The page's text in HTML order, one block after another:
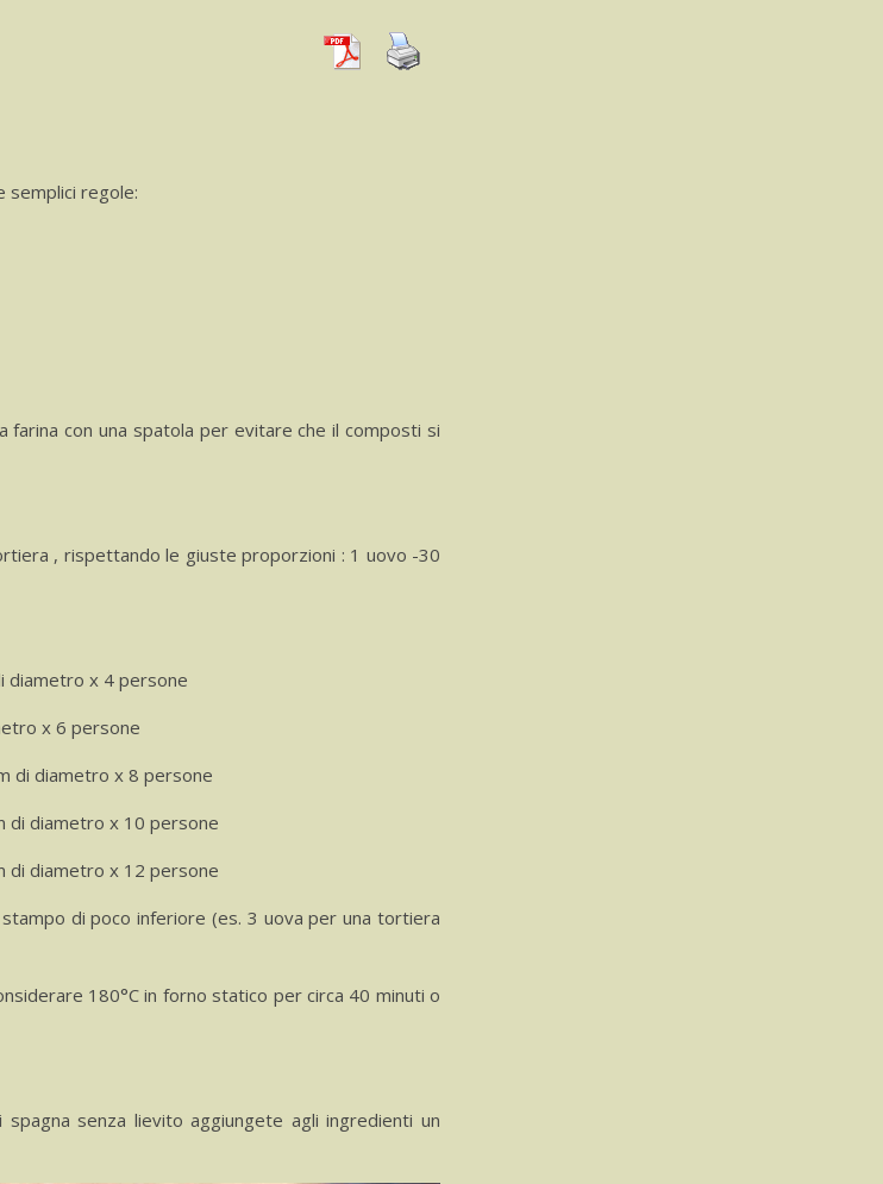
semplici regole:
farina con una spatola per evitare che il composti si
, rispettando le giuste proporzioni : 1 uovo -30
diametro x 4 persone
x 6 persone
di diametro x 8 persone
di diametro x 10 persone
di diametro x 12 persone
di poco inferiore (es. 3 uova per una tortiera
180°C in forno statico per circa 40 minuti o
senza lievito aggiungete agli ingredienti un